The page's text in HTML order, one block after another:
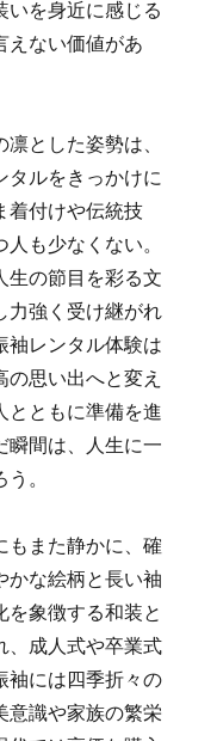
いを身近に感じる
えない価値があ
とした姿勢は、
タルをきっかけに
着付けや伝統技
も少なくない。
生の節目を彩る文
力強く受け継がれ
袖レンタル体験は
思い出へと変え
とともに準備を進
瞬間は、人生に一
。
もまた静かに、確
かな絵柄と長い袖
を象徴する和装と
、成人式や卒業式
袖には四季折々の
意識や家族の繁栄